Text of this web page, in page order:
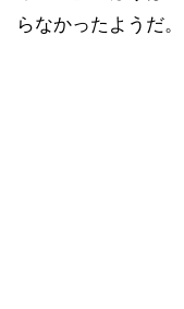
らなかったようだ。